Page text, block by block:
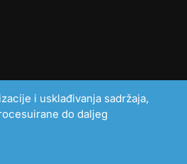
i usklađivanja sadržaja,
do daljeg